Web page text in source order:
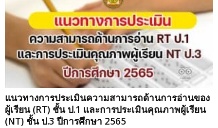
แนวทางการประเมินความสามารถด้านการอ่านของ
ผู้เรียน (RT) ชั้น ป.1 และการประเมินคุณภาพผู้เรียน
(NT) ชั้น ป.3 ปีการศึกษา 2565